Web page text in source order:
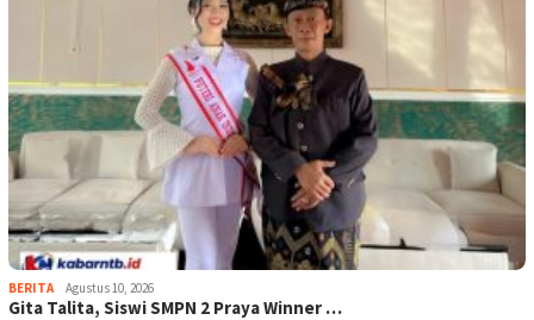
BERITA Agustus 10, 2026
Gita Talita, Siswi SMPN 2 Praya Winner …